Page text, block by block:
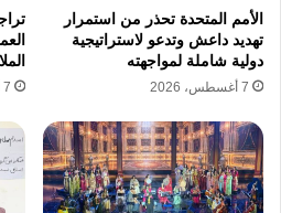
طوال اليوم الواحد، وهو ما
يندرج تحت بند المعاملة
إذلال المعتقلين والسياسيين
ونقلت سبيدة قليان عن
شهادات تؤكد أن العديد من
الأمم المتحدة تحذر من استمرار
تهديد داعش وتدعو لاستراتيجية
دولية شاملة لمواجهته
7 أغسطس، 2026 7 أغسطس، 2026